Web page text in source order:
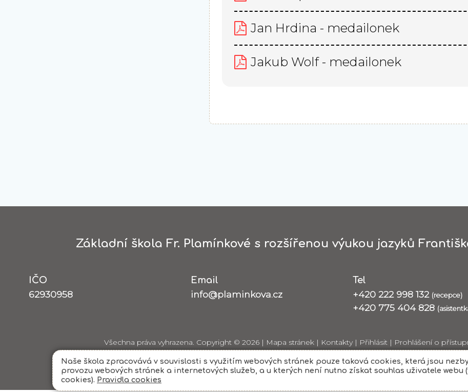
Jan Hrdina - medailonek
Jakub Wolf - medailonek
Základní škola Fr. Plamínkové s rozšířenou výukou jazyků
IČO
62930958
Email
info@plaminkova.cz
Tel
+420 222 998 132 (recepce)
+420 775 404 828
Všechna práva vyhrazena. Copyright © 2026 | Mapa stránek | Kontakty | Přihlásit | Prohlášení o
Naše škola zpracovává v souvislosti s využitím webových stránek pouze taková cookies, která jsou
provozu webových stránek a internetových služeb, a u kterých není nutno získat souhlas uživatele webu
cookies). Pravidla cookies